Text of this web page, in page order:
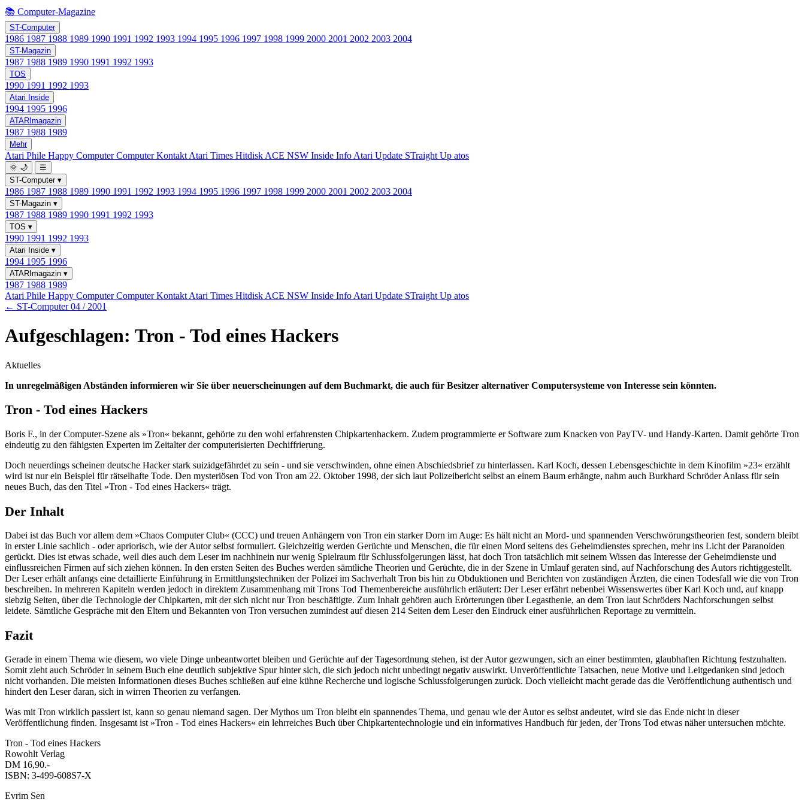
📚 Computer-Magazine
ST-Computer
1986 1987 1988 1989 1990 1991 1992 1993 1994 1995 1996 1997 1998 1999 2000 2001 2002 2003 2004
ST-Magazin
1987 1988 1989 1990 1991 1992 1993
TOS
1990 1991 1992 1993
Atari Inside
1994 1995 1996
ATARImagazin
1987 1988 1989
Mehr
Atari Phile Happy ComputerComputer Kontakt Atari Times Hitdisk ACE NSW Inside Info Atari Update STraight Up atos
🌞 🌙
☰
ST-Computer ▾
1986 1987 1988 1989 1990 1991 1992 1993 1994 1995 1996 1997 1998 1999 2000 2001 2002 2003 2004
ST-Magazin ▾
1987 1988 1989 1990 1991 1992 1993
TOS ▾
1990 1991 1992 1993
Atari Inside ▾
1994 1995 1996
ATARImagazin ▾
1987 1988 1989
Atari Phile Happy ComputerComputer Kontakt Atari Times Hitdisk ACE NSW Inside Info Atari Update STraight Up atos
← ST-Computer 04 / 2001
Aufgeschlagen: Tron - Tod eines Hackers
Aktuelles
In unregelmäßigen Abständen informieren wir Sie über neuerscheinungen auf dem Buchmarkt, die auch für Besitzer alternativer Computersysteme von Interesse sein könnten.
Tron - Tod eines Hackers
Boris F., in der Computer-Szene als »Tron« bekannt, gehörte zu den wohl erfahrensten Chipkartenhackern. Zudem programmierte er Software zum Knacken von PayTV- und Handy-Karten. Damit gehörte Tron
eindeutig zu den fähigsten Experten im Zeitalter der computerisierten Dechiffrierung.
Doch neuerdings scheinen deutsche Hacker stark suizidgefährdet zu sein - und sie verschwinden, ohne einen Abschiedsbrief zu hinterlassen. Karl Koch, dessen Lebensgeschichte in dem Kinofilm »23« erzählt
wird ist nur ein Beispiel für rätselhafte Tode. Den mysteriösen Tod von Tron am 22. Oktober 1998, der sich laut Polizeibericht selbst an einem Baum erhängte, nahm auch Burkhard Schröder Anlass für sein
neues Buch, das den Titel »Tron - Tod eines Hackers« trägt.
Der Inhalt
Dabei ist das Buch vor allem dem »Chaos Computer Club« (CCC) und treuen Anhängern von Tron ein starker Dorn im Auge: Es hält nicht an Mord- und spannenden Verschwörungstheorien fest, sondern bleibt
in erster Linie sachlich - oder apriorisch, wie der Autor selbst formuliert. Gleichzeitig werden Gerüchte und Menschen, die für einen Mord seitens des Geheimdienstes sprechen, mehr ins Licht der Paranoiden
gerückt. Dies ist etwas schade, weil dies auch dem Leser im nachhinein nur wenig Spielraum für Schlussfolgerungen lässt, hat doch Tron tatsächlich mit seinem Wissen das Interesse der Geheimdienste und
einflussreichen Firmen auf sich ziehen können. In den ersten Seiten des Buches werden sämtliche Theorien und Gerüchte, die in der Szene in Umlauf geraten sind, auf Nachforschung des Autors richtiggestellt.
Der Leser erhält anfangs eine detaillierte Einführung in Ermittlungstechniken der Polizei im Sachverhalt Tron bis hin zu Obduktionen und Berichten von zuständigen Ärzten, die einen Todesfall wie die von Tron
beschreiben. In mehreren Kapiteln werden jedoch in direktem Zusammenhang mit Trons Tod Themenbereiche ausführlich erläutert: Der Leser erfährt nebenbei Wissenswertes über Karl Koch und, auf knapp
siebzig Seiten, über die Technologie der Chipkarten, mit der sich nicht nur Tron beschäftigte. Zum Inhalt gehören auch Erörterungen über Legasthenie, an dem Tron laut Schröders Nachforschungen selbst
leidete. Sämtliche Gespräche mit den Eltern und Bekannten von Tron versuchen zumindest auf diesen 214 Seiten dem Leser den Eindruck einer ausführlichen Reportage zu vermitteln.
Fazit
Gerade in einem Thema wie diesem, wo viele Dinge unbeantwortet bleiben und Gerüchte auf der Tagesordnung stehen, ist der Autor gezwungen, sich an einer bestimmten, glaubhaften Richtung festzuhalten.
Somit zieht auch Schröder in seinem Buch eine deutlich subjektive Spur hinter sich, die sich jedoch nicht unbedingt negativ auswirkt. Unveröffentlichte Tatsachen, neue Motive und Leitgedanken sind jedoch
nicht vorhanden. Die meisten Informationen dieses Buches schließen auf eine kühne Recherche und logische Schlussfolgerungen zurück. Doch vielleicht macht gerade das die Veröffentlichung authentisch und
hindert den Leser daran, sich in wirren Theorien zu verfangen.
Was mit Tron wirklich passiert ist, kann so genau niemand sagen. Der Mythos um Tron bleibt ein spannendes Thema, und genau wie der Autor es selbst andeutet, wird sie das Ende nicht in dieser
Veröffentlichung finden. Insgesamt ist »Tron - Tod eines Hackers« ein lehrreiches Buch über Chipkartentechnologie und ein informatives Handbuch für jeden, der Trons Tod etwas näher untersuchen möchte.
Tron - Tod eines Hackers
Rowohlt Verlag
DM 16,90.-
ISBN: 3-499-608S7-X
Evrim Sen